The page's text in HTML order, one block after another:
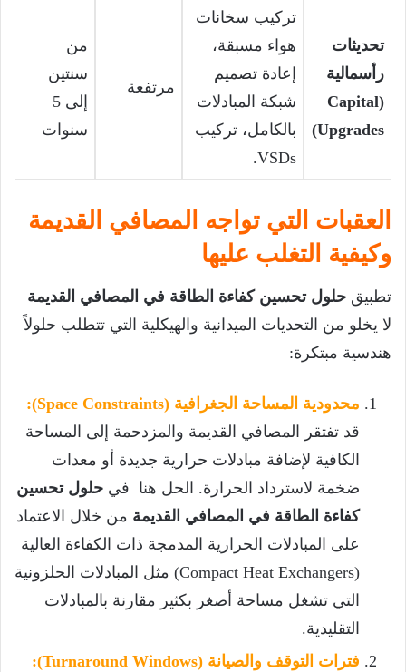
تحديثات
رأسمالية
(Capital
Upgrades)
تركيب سخانات
هواء مسبقة،
إعادة تصميم
شبكة المبادلات
بالكامل، تركيب
VSDs.
مرتفعة
من
سنتين
إلى 5
سنوات
العقبات التي تواجه المصافي القديمة
وكيفية التغلب عليها
تطبيق حلول تحسين كفاءة الطاقة في المصافي القديمة
لا يخلو من التحديات الميدانية والهيكلية التي تتطلب حلولاً
هندسية مبتكرة:
محدودية المساحة الجغرافية (Space Constraints):
قد تفتقر المصافي القديمة والمزدحمة إلى المساحة
الكافية لإضافة مبادلات حرارية جديدة أو معدات
ضخمة لاسترداد الحرارة. الحل هنا في حلول تحسين
كفاءة الطاقة في المصافي القديمة من خلال الاعتماد
على المبادلات الحرارية المدمجة ذات الكفاءة العالية
(Compact Heat Exchangers) مثل المبادلات الحلزونية
التي تشغل مساحة أصغر بكثير مقارنة بالمبادلات
التقليدية.
فترات التوقف والصيانة (Turnaround Windows):